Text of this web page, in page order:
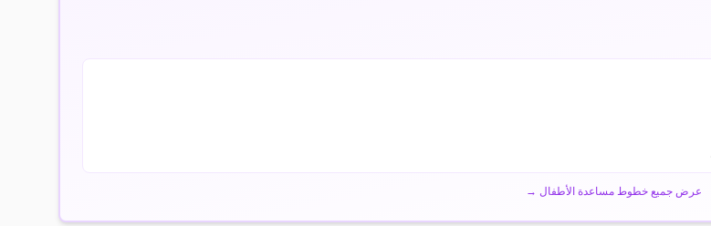
عرض جميع خطوط مساعدة الأطفال →